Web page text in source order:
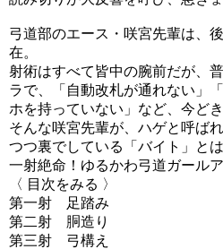
弓道部のエース・咲宮先輩は、
在。
射術はすべて皆中の腕前だが、
ラで、「自動改札が通れない」
ホを持っていない」など、今ど
そんな咲宮先輩が、ハゲと呼ば
つつ裏でしている「バイト」と
一射絶命！ゆるかわ弓道ガール
〈 目次をみる 〉
第一射 足踏み
第二射 胴造り
第三射 弓構え